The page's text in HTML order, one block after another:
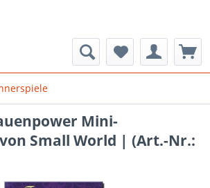
Mini-
Small World | (Art.-Nr.: